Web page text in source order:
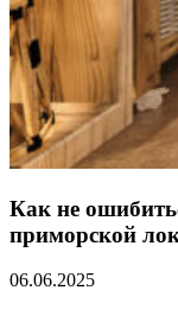
Как не
приморской
06.06.2025